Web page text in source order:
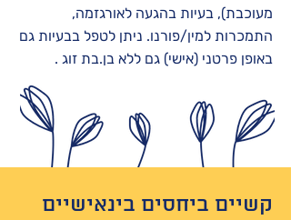
מעוכבת), בעיות בהגעה לאורגזמה,
התמכרות למין/פורנו. ניתן לטפל בבעיות גם
באופן פרטני (אישי) גם ללא בן.בת זוג .
קשיים ביחסים בינאישיים